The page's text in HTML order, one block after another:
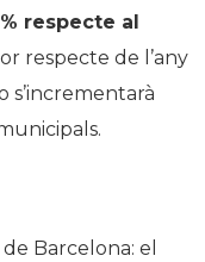
respecte al
respecte de l’any
s’incrementarà
Barcelona: el